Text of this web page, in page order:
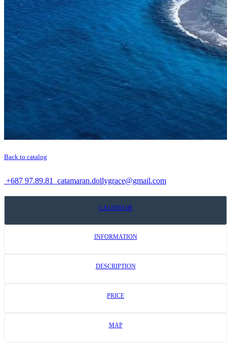
Back to catalog
+687 97.89.81 catamaran.dollygrace@gmail.com
CALENDAR
INFORMATION
DESCRIPTION
PRICE
MAP